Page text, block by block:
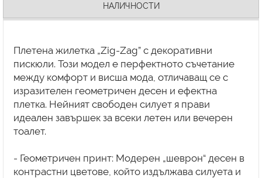
НАЛИЧНОСТИ
Плетена жилетка „Zig-Zag” с декоративни
пискюли. Този модел е перфектното съчетание
между комфорт и висша мода, отличаващ се с
изразителен геометричен десен и ефектна
плетка. Нейният свободен силует я прави
идеален завършек за всеки летен или вечерен
тоалет.
- Геометричен принт: Модерен „шеврон“ десен в
контрастни цветове, който издължава силуета и